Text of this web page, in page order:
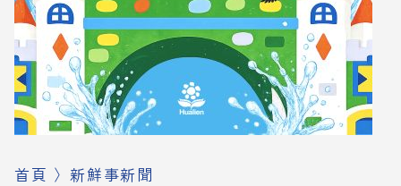
首頁 〉 新鮮事新聞